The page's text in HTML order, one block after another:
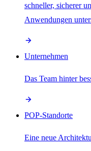
schneller, sicherer
Anwendungen
Unternehmen
Das Team hinter
POP-Standorte
Eine neue